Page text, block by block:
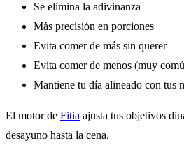
Se elimina la adivinanza
Más precisión en porciones
Evita comer de más sin querer
Evita comer de menos (muy
Mantiene tu día alineado con tus
El motor de Fitia ajusta tus objetivos
desayuno hasta la cena.